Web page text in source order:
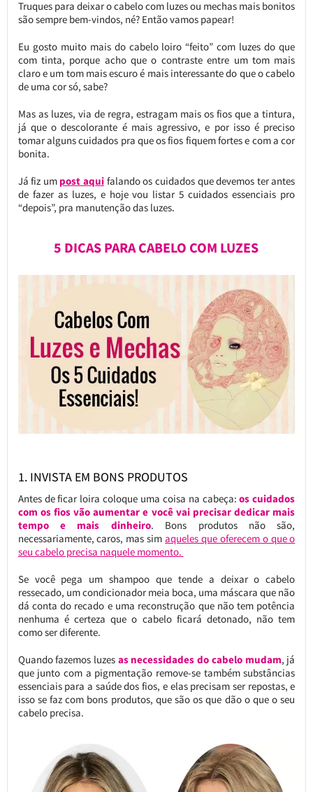
Truques para deixar o cabelo com luzes ou mechas mais bonitos
são sempre bem-vindos, né? Então vamos papear!
Eu gosto muito mais do cabelo loiro “feito” com luzes do que
com tinta, porque acho que o contraste entre um tom mais
claro e um tom mais escuro é mais interessante do que o cabelo
de uma cor só, sabe?
Mas as luzes, via de regra, estragam mais os fios que a tintura,
já que o descolorante é mais agressivo, e por isso é preciso
tomar alguns cuidados pra que os fios fiquem fortes e com a cor
bonita.
Já fiz um post aqui falando os cuidados que devemos ter antes
de fazer as luzes, e hoje vou listar 5 cuidados essenciais pro
“depois”, pra manutenção das luzes.
5 DICAS PARA CABELO COM LUZES
1. INVISTA EM BONS PRODUTOS
Antes de ficar loira coloque uma coisa na cabeça:os cuidados
com os fios vão aumentar e você vai precisar dedicar mais
tempo e mais dinheiro. Bons produtos não são,
necessariamente, caros, mas simaqueles que oferecem o que o
seu cabelo precisa naquele momento.
Se você pega um shampoo que tende a deixar o cabelo
ressecado, um condicionador meia boca, uma máscara que não
dá conta do recado e uma reconstrução que não tem potência
nenhuma é certeza que o cabelo ficará detonado, não tem
como ser diferente.
Quando fazemos luzes as necessidades do cabelo mudam, já
que junto com a pigmentação remove-se também substâncias
essenciais para a saúde dos fios, e elas precisam ser repostas, e
isso se faz com bons produtos, que são os que dão o que o seu
cabelo precisa.